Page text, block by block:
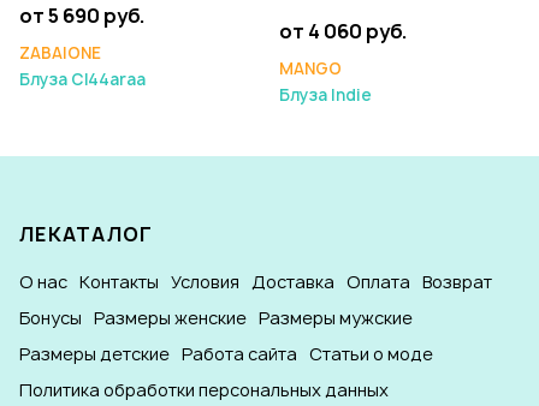
от 5 690 руб.
ZABAIONE
Блуза Cl44araa
от 4 060 руб.
MANGO
Блуза Indie
ЛЕКАТАЛОГ
О нас Контакты Условия Доставка Оплата Возврат
Бонусы Размеры женские Размеры мужские
Размеры детские Работа сайта Статьи о моде
Политика обработки персональных данных